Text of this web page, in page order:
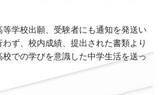
学校出願、受験者にも通知を発送い
ず、校内成績、提出された書類より
での学びを意識した中学生活を送っ